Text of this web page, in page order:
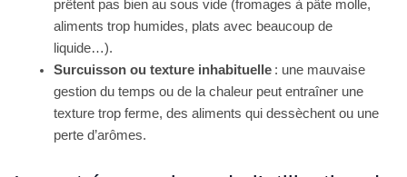
prêtent pas bien au sous vide (fromages à pâte molle,
aliments trop humides, plats avec beaucoup de
liquide…).
Surcuisson ou texture inhabituelle: une mauvaise
gestion du temps ou de la chaleur peut entraîner une
texture trop ferme, des aliments qui dessèchent ou une
perte d’arômes.